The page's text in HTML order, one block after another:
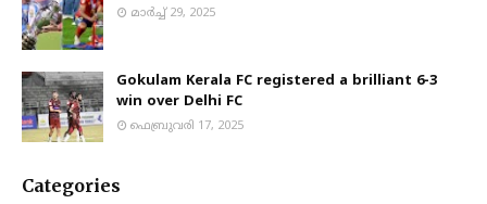
മാർച്ച് 29, 2025
Gokulam Kerala FC registered a brilliant 6-3
win over Delhi FC
ഫെബ്രുവരി 17, 2025
Categories